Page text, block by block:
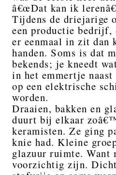
â€œDat kan ik
Tijdens de driejarige
een productie bedrijf,
er eenmaal in zit dan
handen. Soms is dat
bekends; je kneedt
in het emmertje
op een elektrische
worden.
Draaien, bakken en
duurt bij elkaar
keramisten. Ze ging
knie had. Kleine
glazuur ruimte. Want
voorzichtig zijn.